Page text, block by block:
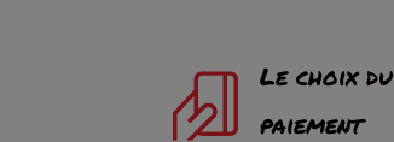
Le choix du
paiement